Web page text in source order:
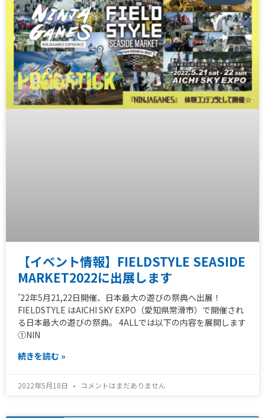
【イベント情報】FIELDSTYLE SEASIDE
MARKET2022に出展します
’22年5月21,22日開催、日本最大の遊びの祭典へ出展！
FIELDSTYLE はAICHI SKY EXPO（愛知県常滑市）で開催され
る日本最大の遊びの祭典。 4ALLでは以下の内容を展開します
①NIN
続きを読む »
2022年5月18日 コメントはまだありません